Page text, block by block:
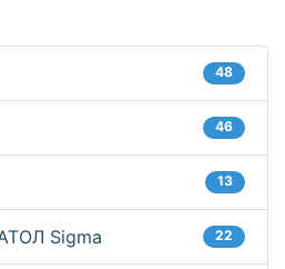
48
46
13
Sigma 22